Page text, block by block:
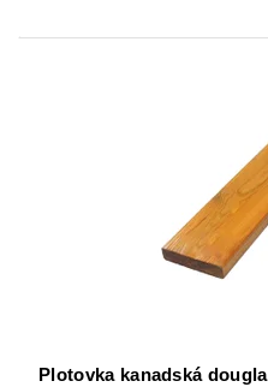
Plotovka kanadská